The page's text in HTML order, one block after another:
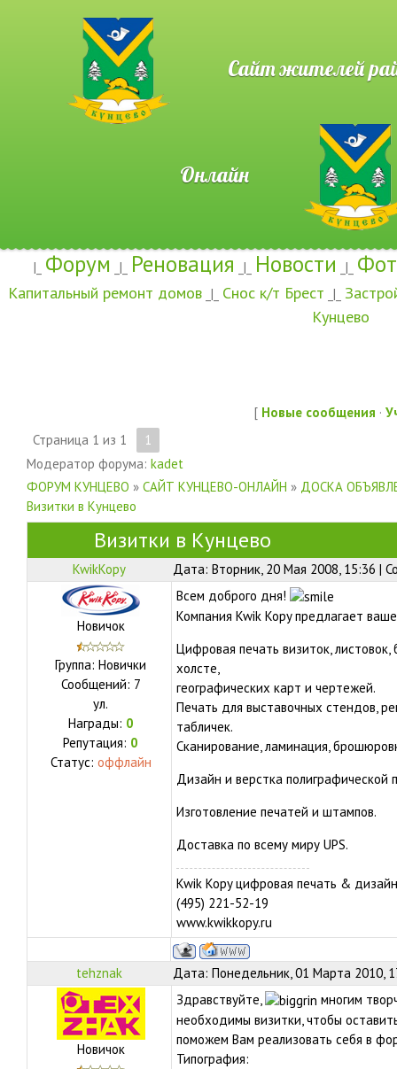
Сайт жителей
Онлайн
|_ Форум _|_ Реновация _|_ Новости _|_
Капитальный ремонт домов _|_ Снос к/т Брест _|_
Кунцево
[ Новые сообщения ·
Страница 1 из 1
1
Модератор форума: kadet
ФОРУМ КУНЦЕВО » САЙТ КУНЦЕВО-ОНЛАЙН » ДОСКА
Визитки в Кунцево
Визитки в Кунцево
KwikKopy Дата: Вторник, 20 Мая 2008, 15:36 |
Новичок
Группа: Новички
Сообщений: 7
ул.
Награды: 0
Репутация: 0
Статус: оффлайн
Всем доброго дня!
Компания Kwik Kopy предлагает
Цифровая печать визиток, листовок,
холсте,
географических карт и чертежей.
Печать для выставочных стендов,
табличек.
Сканирование, ламинация,
Дизайн и верстка полиграфической
Изготовление печатей и штампов.
Доставка по всему миру UPS.
Kwik Kopy цифровая печать & дизайн
(495) 221-52-19
www.kwikkopy.ru
tehznak Дата: Понедельник, 01 Марта 2010,
Новичок
Здравствуйте,
многим
необходимы визитки, чтобы
поможем Вам реализовать себя в
Типография: